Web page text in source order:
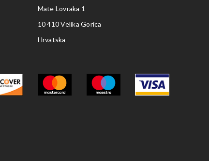
Mate Lovraka 1
10 410 Velika Gorica
Hrvatska